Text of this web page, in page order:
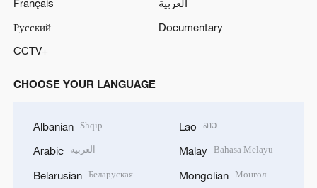
Français
العربية
Русский
Documentary
CCTV+
CHOOSE YOUR LANGUAGE
Albanian Shqip
Arabic العربية
Belarusian Беларуская
Lao ລາວ
Malay Bahasa Melayu
Mongolian Монгол